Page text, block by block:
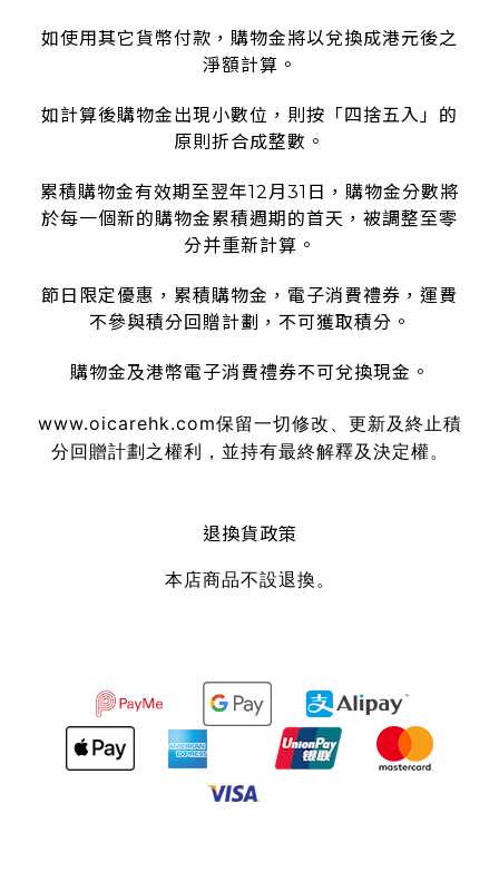
如使用其它貨幣付款，購物金將以兌換成港元後之
淨額計算。
如計算後購物金出現小數位，則按「四捨五入」的
原則折合成整數。
累積購物金有效期至翌年12月31日，購物金分數將
於每一個新的購物金累積週期的首天，被調整至零
分并重新計算。
節日限定優惠，累積購物金，電子消費禮券，運費
不參與積分回贈計劃，不可獲取積分。
購物金及港幣電子消費禮券不可兌換現金。
www.oicarehk.com保留一切修改、更新及終止積
分回贈計劃之權利，並持有最終解釋及決定權。
退換貨政策
本店商品不設退換。